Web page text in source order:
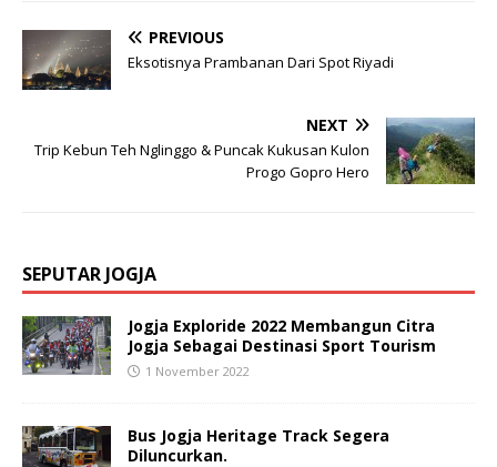
PREVIOUS
Eksotisnya Prambanan Dari Spot Riyadi
NEXT
Trip Kebun Teh Nglinggo & Puncak Kukusan Kulon
Progo Gopro Hero
SEPUTAR JOGJA
Jogja Exploride 2022 Membangun Citra
Jogja Sebagai Destinasi Sport Tourism
1 November 2022
Bus Jogja Heritage Track Segera
Diluncurkan.